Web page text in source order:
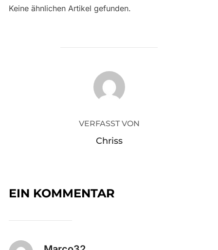
Keine ähnlichen Artikel gefunden.
BEITRAGSAUTOR
VERFASST VON
Chriss
EIN KOMMENTAR